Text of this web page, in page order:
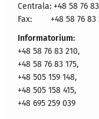
Centrala: +48 58 76
Fax:
+48 58 76 83
Informatorium:
+48 58 76 83 210,
+48 58 76 83 175,
+48 505 159 148,
+48 505 158 415,
+48 695 259 039